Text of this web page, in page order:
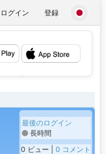
ログイン 登録
💕
最後のログイン
長時間
0 ビュー | 0 コメント